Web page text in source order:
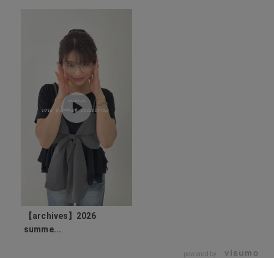
【archives】2026
summe...
powered by